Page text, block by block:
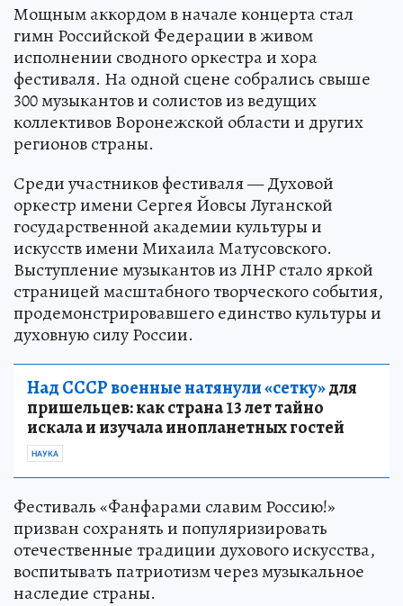
Мощным аккордом в начале концерта стал
гимн Российской Федерации в живом
исполнении сводного оркестра и хора
фестиваля. На одной сцене собрались свыше
300 музыкантов и солистов из ведущих
коллективов Воронежской области и других
регионов страны.
Среди участников фестиваля — Духовой
оркестр имени Сергея Йовсы Луганской
государственной академии культуры и
искусств имени Михаила Матусовского.
Выступление музыкантов из ЛНР стало яркой
страницей масштабного творческого события,
продемонстрировавшего единство культуры и
духовную силу России.
Над СССР военные натянули «сетку»для
пришельцев: как страна 13 лет тайно
искала и изучала инопланетных гостей
НАУКА
Фестиваль «Фанфарами славим Россию!»
призван сохранять и популяризировать
отечественные традиции духового искусства,
воспитывать патриотизм через музыкальное
наследие страны.